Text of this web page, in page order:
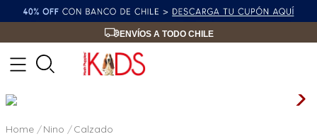
ENVÍOS A TODO CHILE
Nino Calzado